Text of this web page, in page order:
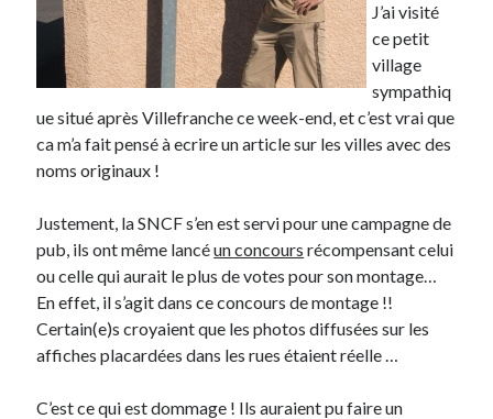
Derniers articles
Proxae ou comment prouver que vous aviez cette idée avant tout le
La Mesa Ya! ou comment trouver un bon restaurant sur la Costa Blanca
Banaya ou comment créer une marque élégante pour chiens et chats
protonURL ou comment partager des mots de passe ou informations
Corriger l’erreur « ‘ps_tablename’ doesn’t exist » sur PrestaShop avec
MySQL 8
Suivez-moi :)
J’ai visité
ce petit
village
sympathiq
ue situé après Villefranche ce week-end, et c’est vrai que
ca m’a fait pensé à ecrire un article sur les villes avec des
noms originaux !
Justement, la SNCF s’en est servi pour une campagne de
pub, ils ont même lancéun concours récompensant celui
ou celle qui aurait le plus de votes pour son montage…
En effet, il s’agit dans ce concours de montage !!
Certain(e)s croyaient que les photos diffusées sur les
affiches placardées dans les rues étaient réelle …
C’est ce qui est dommage ! Ils auraient pu faire un